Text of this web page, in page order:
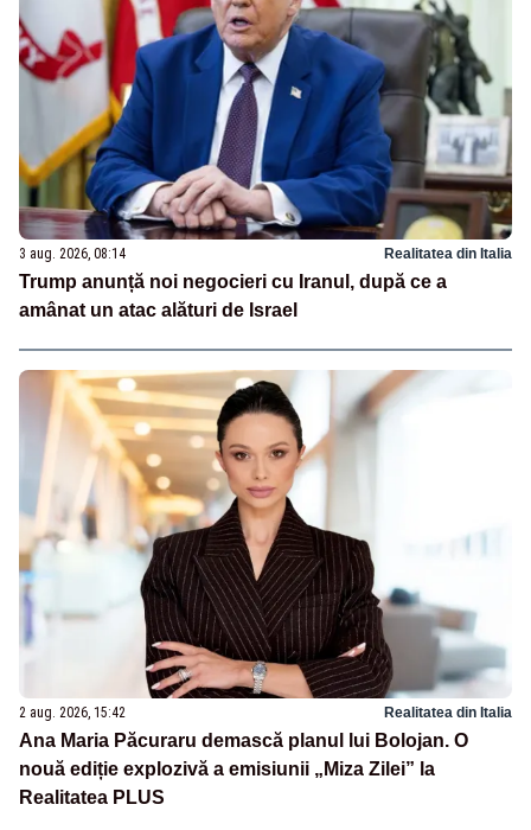
3 aug. 2026, 08:14 Realitatea din Italia
Trump anunță noi negocieri cu Iranul, după ce a
amânat un atac alături de Israel
2 aug. 2026, 15:42 Realitatea din Italia
Ana Maria Păcuraru demască planul lui Bolojan. O
nouă ediție explozivă a emisiunii „Miza Zilei” la
Realitatea PLUS